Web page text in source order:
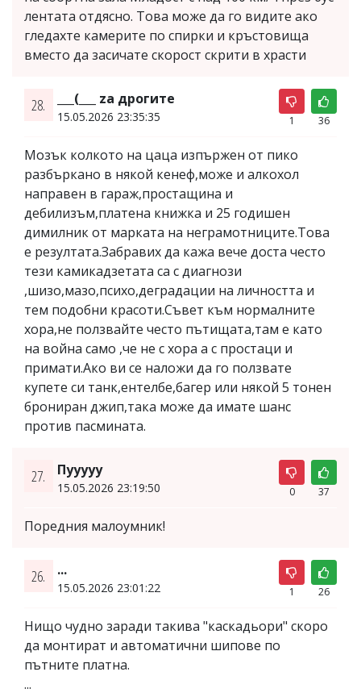
лентата отдясно. Това може да го видите ако
гледахте камерите по спирки и кръстовища
вместо да засичате скорост скрити в храсти
28. ___(___ za дрогите
15.05.2026 23:35:35 1 36
Мозък колкото на цаца изпържен от пико
разбъркано в някой кенеф,може и алкохол
направен в гараж,простащина и
дебилизъм,платена книжка и 25 годишен
димилник от марката на неграмотниците.Това
е резултата.Забравих да кажа вече доста често
тези камикадзетата са с диагнози
,шизо,мазо,психо,деградации на личността и
тем подобни красоти.Съвет към нормалните
хора,не ползвайте често пътищата,там е като
на война само ,че не с хора а с простаци и
примати.Ако ви се наложи да го ползвате
купете си танк,ентелбе,багер или някой 5 тонен
брониран джип,така може да имате шанс
против пасмината.
27. Пууууу
15.05.2026 23:19:50 0 37
Поредния малоумник!
26. ...
15.05.2026 23:01:22 1 26
Нищо чудно заради такива "каскадьори" скоро
да монтират и автоматични шипове по
пътните платна.
...